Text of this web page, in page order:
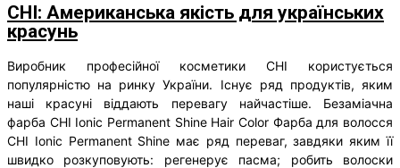
CHI: Американська якість для українських
красунь
Виробник професійної косметики CHI користується
популярністю на ринку України. Існує ряд продуктів, яким
наші красуні віддають перевагу найчастіше. Безаміачна
фарба CHI Ionic Permanent Shine Hair Color Фарба для волосся
CHI Ionic Permanent Shine має ряд переваг, завдяки яким її
швидко розкуповують: регенерує пасма; робить волоски